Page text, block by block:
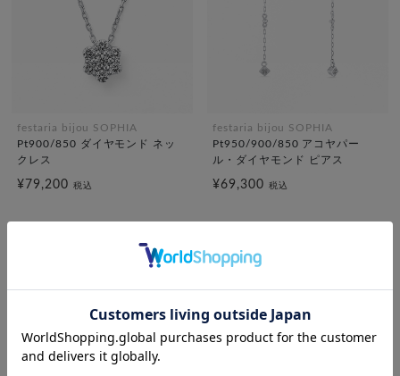
festaria bijou SOPHIA
Pt900/850 ダイヤモンド ネッ
クレス
¥79,200 税込
festaria bijou SOPHIA
Pt950/900/850 アコヤパー
ル・ダイヤモンド ピアス
¥69,300 税込